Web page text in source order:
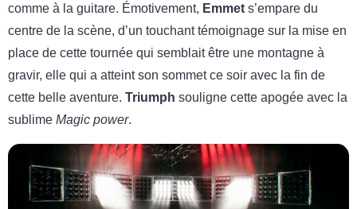
comme à la guitare. Émotivement, Emmet s’empare du
centre de la scène, d’un touchant témoignage sur la mise en
place de cette tournée qui semblait être une montagne à
gravir, elle qui a atteint son sommet ce soir avec la fin de
cette belle aventure. Triumph souligne cette apogée avec la
sublime Magic power.